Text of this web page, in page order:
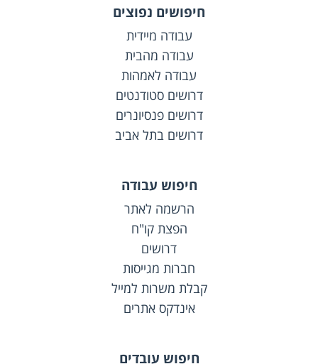
חיפושים נפוצים
עבודה מיידית
עבודה מהבית
עבודה לאמהות
דרושים סטודנטים
דרושים פנסיונרים
דרושים בתל אביב
חיפוש עבודה
הרשמה לאתר
הפצת קו"ח
דרושים
חברות מגייסות
קבלת משרות למייל
אינדקס אתרים
חיפוש עובדים